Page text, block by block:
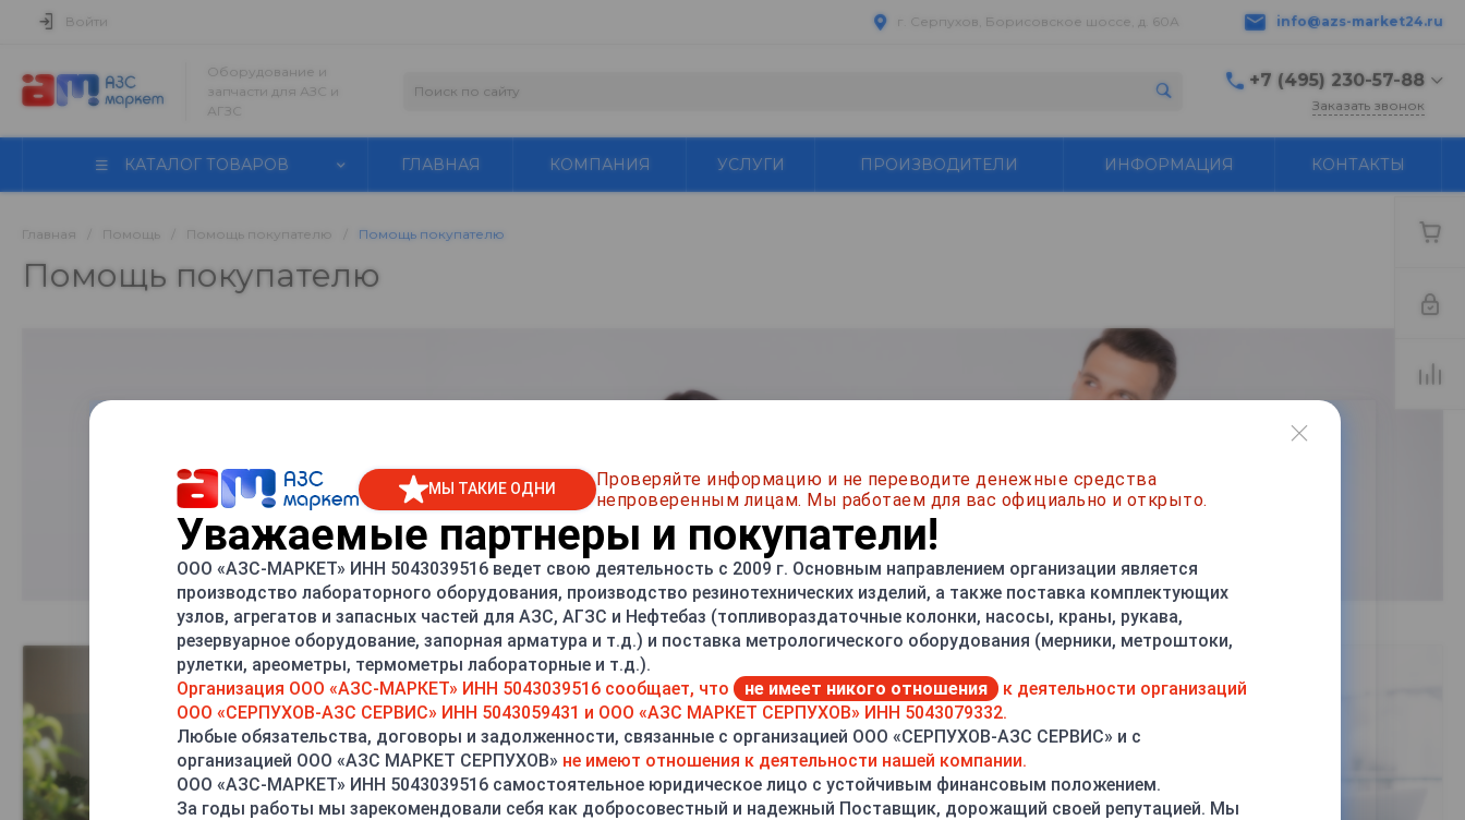
г. Серпухов, Борисовское шоссе, д. 60А info@azs-market24.ru
Войти
Оборудование и
запчасти для АЗС и
АГЗС
+7 (495) 230-57-88
г. Серпухов,
Заказать звонок
КАТАЛОГ ТОВАРОВ ГЛАВНАЯ КОМПАНИЯ УСЛУГИ ПРОИЗВОДИТЕЛИ ИНФОРМАЦИЯ КОНТАКТЫ
Главная Помощь Помощь покупателю Помощь покупателю
Помощь покупателю
Ответы нас интересующие вас вопросы в списке ниже
МЫ ТАКИЕ ОДНИ
Проверяйте информацию и не переводите денежные средства
непроверенным лицам. Мы работаем для вас официально и открыто.
Уважаемые партнеры и покупатели!
ООО «АЗС-МАРКЕТ» ИНН 5043039516 ведет свою деятельность с 2009 г. Основным направлением организации является
производство лабораторного оборудования, производство резинотехнических изделий, а также поставка комплектующих
узлов, агрегатов и запасных частей для АЗС, АГЗС и Нефтебаз (топливораздаточные колонки, насосы, краны, рукава,
резервуарное оборудование, запорная арматура и т.д.) и поставка метрологического оборудования (мерники, метроштоки,
рулетки, ареометры, термометры лабораторные и т.д.).
Организация ООО «АЗС-МАРКЕТ» ИНН 5043039516 сообщает, что
не имеет никого отношения
к деятельности организаций
ООО «СЕРПУХОВ-АЗС СЕРВИС» ИНН 5043059431 и ООО «АЗС МАРКЕТ СЕРПУХОВ» ИНН 5043079332.
Любые обязательства, договоры и задолженности, связанные с организацией ООО «СЕРПУХОВ-АЗС СЕРВИС» и с
организацией ООО «АЗС МАРКЕТ СЕРПУХОВ» не имеют отношения к деятельности нашей компании.
ООО «АЗС-МАРКЕТ» ИНН 5043039516 самостоятельное юридическое лицо с устойчивым финансовым положением.
За годы работы мы зарекомендовали себя как добросовестный и надежный Поставщик, дорожащий своей репутацией. Мы